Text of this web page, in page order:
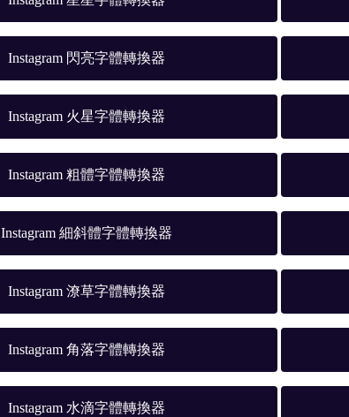
Instagram 閃亮字體轉換器
Instagram 火星字體轉換器
Instagram 粗體字體轉換器
Instagram 細斜體字體轉換器
Instagram 潦草字體轉換器
Instagram 角落字體轉換器
Instagram 水滴字體轉換器